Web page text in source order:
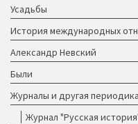
Усадьбы
История международных
Александр Невский
Были
Журналы и другая периодика
Журнал "Русская